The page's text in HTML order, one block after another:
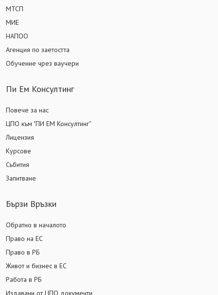
МТСП
МИЕ
НАПОО
Агенция по заетостта
Обучение чрез ваучери
Пи Ем Консултинг
Повече за нас
ЦПО към "ПИ ЕМ Консултинг"
Лицензия
Курсове
Събития
Запитване
Бързи Връзки
Обратно в началото
Право на ЕС
Право в РБ
Живот и бизнес в ЕС
Работа в РБ
Издавани от ЦПО документи